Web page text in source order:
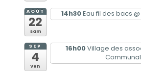
AOÛT
22
sam
14h30Eau fil des bacs
SEP
4
ven
16h00Village des
Communal